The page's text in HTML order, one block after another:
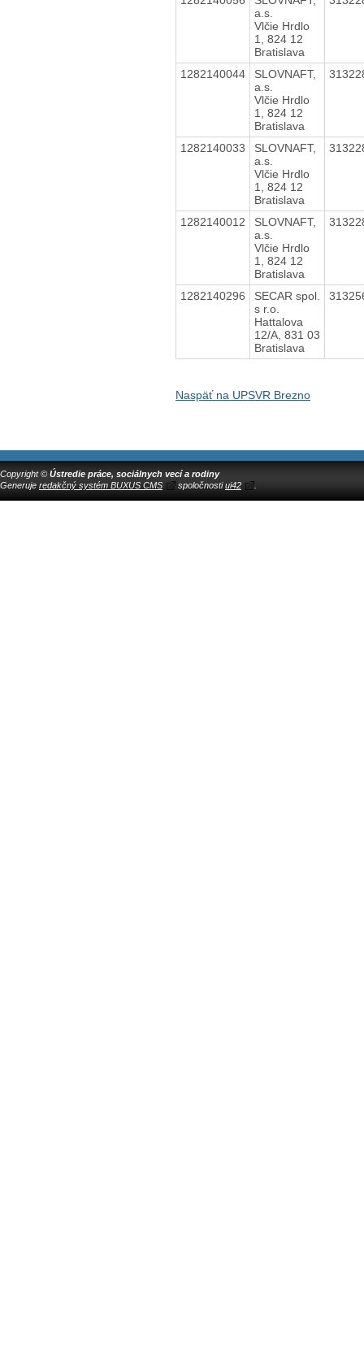
a.s.
Vlčie Hrdlo
1, 824 12
Bratislava
1282140044
SLOVNAFT,
a.s.
Vlčie Hrdlo
1, 824 12
Bratislava
1282140033
SLOVNAFT,
a.s.
Vlčie Hrdlo
1, 824 12
Bratislava
1282140012
SLOVNAFT,
a.s.
Vlčie Hrdlo
1, 824 12
Bratislava
1282140296
SECAR spol.
s r.o.
Hattalova
12/A, 831 03
Bratislava
Naspäť na UPSVR Brezno
Copyright © Ústredie práce, sociálnych vecí a rodiny
Generuje redakčný systém BUXUS CMS spoločnostiui42